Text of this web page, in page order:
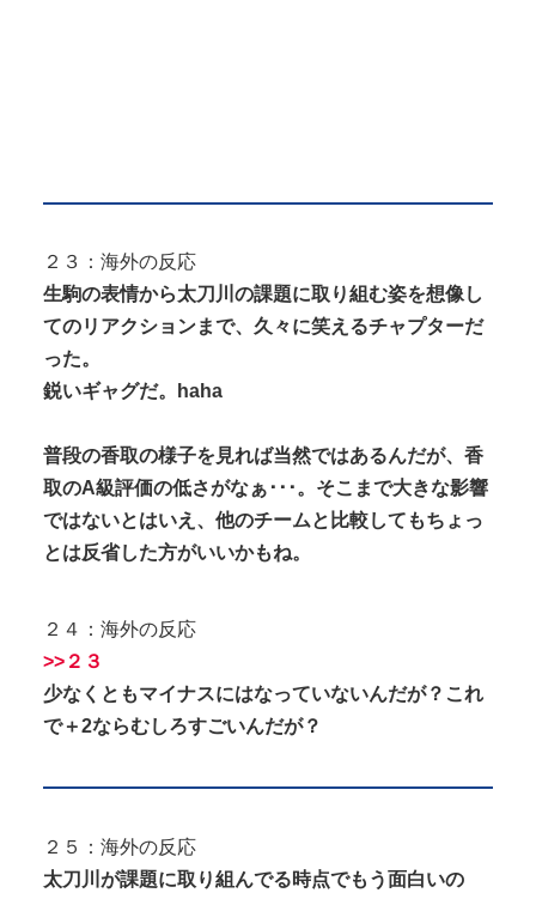
２３：海外の反応
生駒の表情から太刀川の課題に取り組む姿を想像し
てのリアクションまで、久々に笑えるチャプターだ
った。
鋭いギャグだ。haha
普段の香取の様子を見れば当然ではあるんだが、香
取のA級評価の低さがなぁ･･･。そこまで大きな影響
ではないとはいえ、他のチームと比較してもちょっ
とは反省した方がいいかもね。
２４：海外の反応
>>２３
少なくともマイナスにはなっていないんだが？これ
で＋2ならむしろすごいんだが？
２５：海外の反応
太刀川が課題に取り組んでる時点でもう面白いの